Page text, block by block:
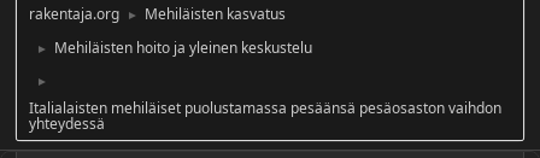
rakentaja.org ► Mehiläisten kasvatus
► Mehiläisten hoito ja yleinen keskustelu
►
Italialaisten mehiläiset puolustamassa pesäänsä pesäosaston vaihdon
yhteydessä